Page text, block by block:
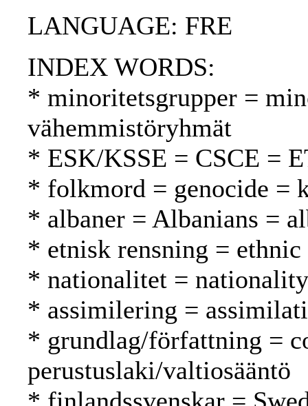
LANGUAGE: FRE
INDEX WORDS:
* minoritetsgrupper =
vähemmistöryhmät
* ESK/KSSE = CSCE =
* folkmord = genocide =
* albaner = Albanians =
* etnisk rensning =
* nationalitet =
* assimilering =
* grundlag/författning =
perustuslaki/valtiosääntö